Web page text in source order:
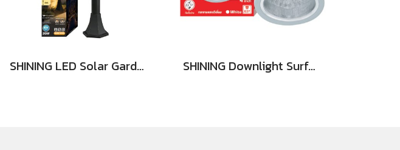
SHINING LED Solar Garden Magic 2 in 20W SHINING Downlight Surface E27 Base 4นิ้ว สีขาว, สีดำ